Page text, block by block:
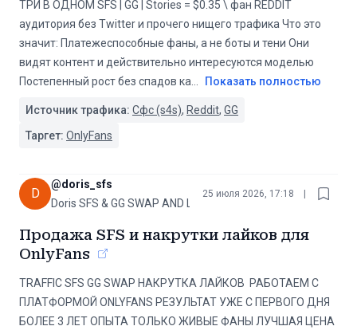
ТРИ В ОДНОМ SFS | GG | Stories = $0.35 \ фан REDDIT
аудитория без Twitter и прочего нищего трафика Что это
значит: Платежеспособные фаны, а не боты и тени Они
видят контент и действительно интересуются моделью
Постепенный рост без спадов ка
Показать полностью
Источник трафика: Сфс (s4s), Reddit, GG
Таргет: OnlyFans
D
@doris_sfs
Doris SFS & GG SWAP AND LIKE BOOST
25 июля 2026, 17:18
Продажа SFS и накрутки лайков для
OnlyFans
TRAFFIC SFS ️GG SWAP️ ️НАКРУТКА ЛАЙКОВ ️ РАБОТАЕМ С
ПЛАТФОРМОЙ ONLYFANS РЕЗУЛЬТАТ УЖЕ С ПЕРВОГО ДНЯ
️БОЛЕЕ 3 ЛЕТ ОПЫТА ТОЛЬКО ЖИВЫЕ ФАНЫ ЛУЧШАЯ ЦЕНА